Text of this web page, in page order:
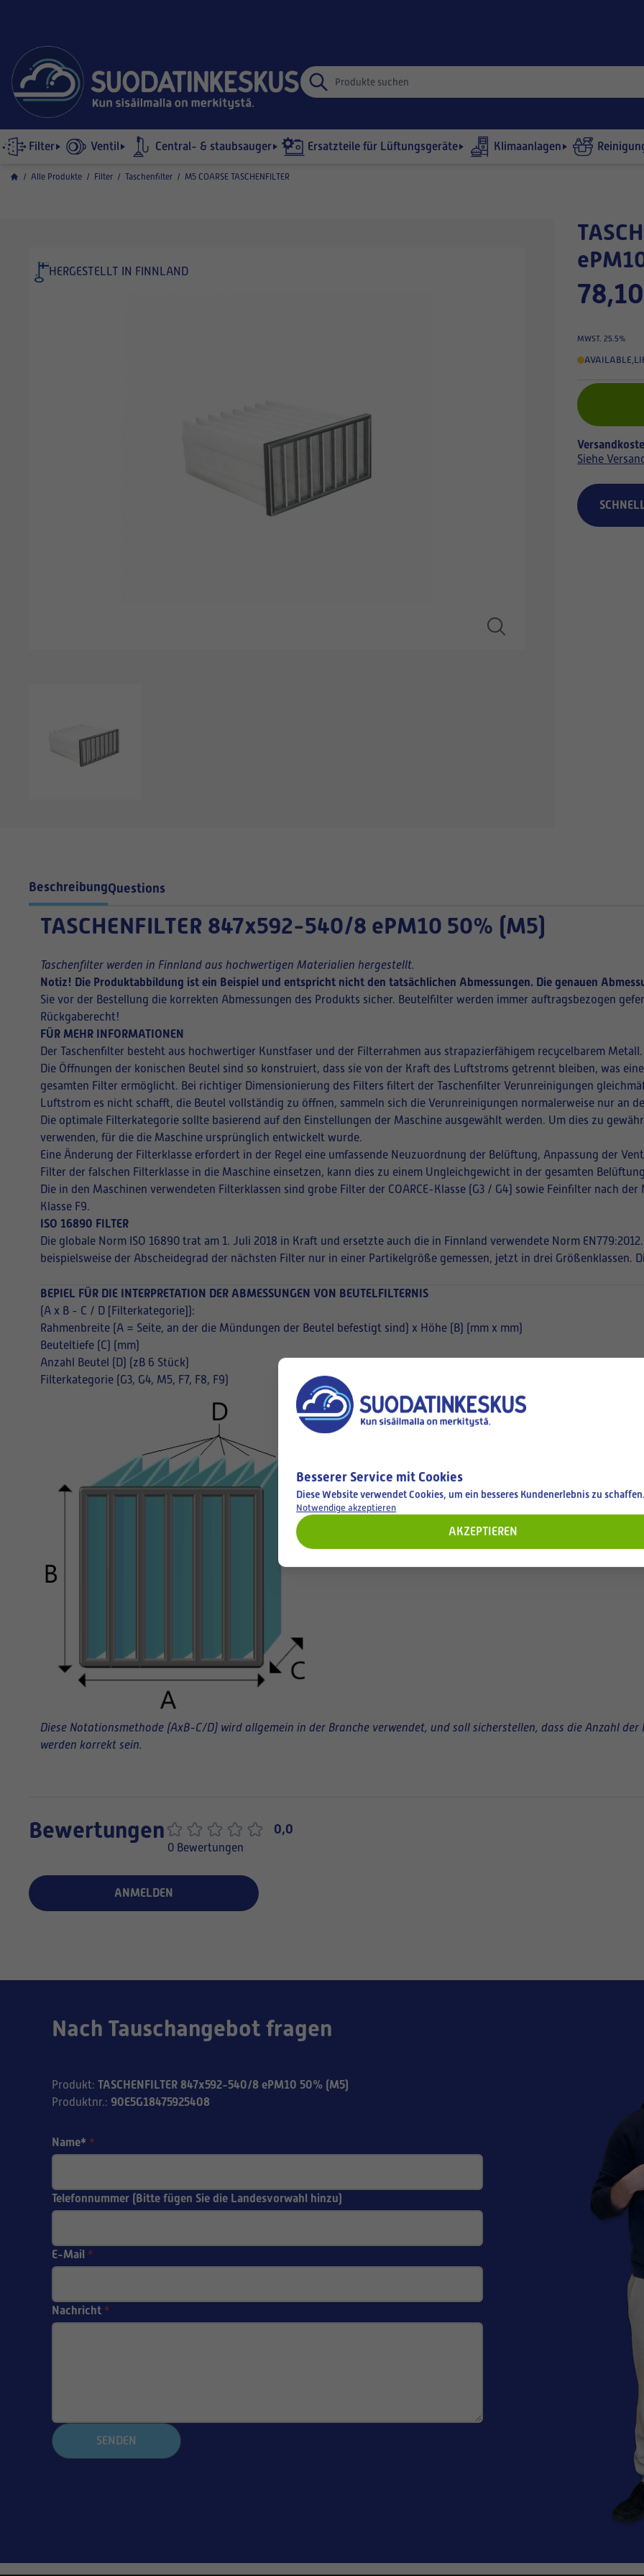
Filter Ventil Central- & staubsauger Ersatzteile für Lüftungsgeräte Klimaanlagen
/ Alle Produkte / Filter / Taschenfilter / M5 COARSE TASCHENFILTER
HERGESTELLT IN FINNLAND
TASCHENFILTER 847x592-540/8
MWST. 25.5%
AVAILABLE,
Siehe
BeschreibungQuestions
TASCHENFILTER 847x592-540/8 ePM10 50% (M5)
Taschenfilter werden in Finnland aus hochwertigen Materialien hergestellt.
Notiz! Die Produktabbildung ist ein Beispiel und entspricht nicht den tatsächlichen Abmessungen. Die genauen
Sie vor der Bestellung die korrekten Abmessungen des Produkts sicher. Beutelfilter werden immer auftragsbezogen
Rückgaberecht!
FÜR MEHR INFORMATIONEN
Der Taschenfilter besteht aus hochwertiger Kunstfaser und der Filterrahmen aus strapazierfähigem recycelbarem Metall.
Die Öffnungen der konischen Beutel sind so konstruiert, dass sie von der Kraft des Luftstroms getrennt bleiben, was
gesamten Filter ermöglicht. Bei richtiger Dimensionierung des Filters filtert der Taschenfilter Verunreinigungen
Luftstrom es nicht schafft, die Beutel vollständig zu öffnen, sammeln sich die Verunreinigungen normalerweise nur an
Die optimale Filterkategorie sollte basierend auf den Einstellungen der Maschine ausgewählt werden. Um dies zu
verwenden, für die die Maschine ursprünglich entwickelt wurde.
Eine Änderung der Filterklasse erfordert in der Regel eine umfassende Neuzuordnung der Belüftung, Anpassung der
Filter der falschen Filterklasse in die Maschine einsetzen, kann dies zu einem Ungleichgewicht in der gesamten
Die in den Maschinen verwendeten Filterklassen sind grobe Filter der COARCE-Klasse (G3 / G4) sowie Feinfilter nach
Klasse F9.
ISO 16890 FILTER
Die globale Norm ISO 16890 trat am 1. Juli 2018 in Kraft und ersetzte auch die in Finnland verwendete Norm
beispielsweise der Abscheidegrad der nächsten Filter nur in einer Partikelgröße gemessen, jetzt in drei Größenklassen.
BEPIEL FÜR DIE INTERPRETATION DER ABMESSUNGEN VON BEUTELFILTERNIS
(A x B - C / D [Filterkategorie]):
Rahmenbreite (A = Seite, an der die Mündungen der Beutel befestigt sind) x Höhe (B) (mm x mm)
Beuteltiefe (C) (mm)
Anzahl Beutel (D) (zB 6 Stück)
Filterkategorie (G3, G4, M5, F7, F8, F9)
Diese Notationsmethode (AxB-C/D) wird allgemein in der Branche verwendet, und soll sicherstellen, dass die Anzahl
werden korrekt sein.
Bewertungen 0,0
0 Bewertungen
ANMELDEN
Nach Tauschangebot fragen
Produkt: TASCHENFILTER 847x592-540/8 ePM10 50% (M5)
Produktnr.: 90E5G18475925408
Name* *
Telefonnummer (Bitte fügen Sie die Landesvorwahl hinzu)
E-Mail *
Nachricht *
SENDEN
Besserer Service mit Cookies
Diese Website verwendet Cookies, um ein besseres Kundenerlebnis zu schaffen.
Notwendige akzeptieren
AKZEPTIEREN